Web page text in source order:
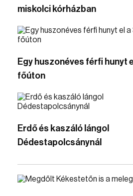
miskolci kórházban
Egy huszonéves férfi hunyt
főúton
Erdő és kaszáló lángol
Dédestapolcsánynál